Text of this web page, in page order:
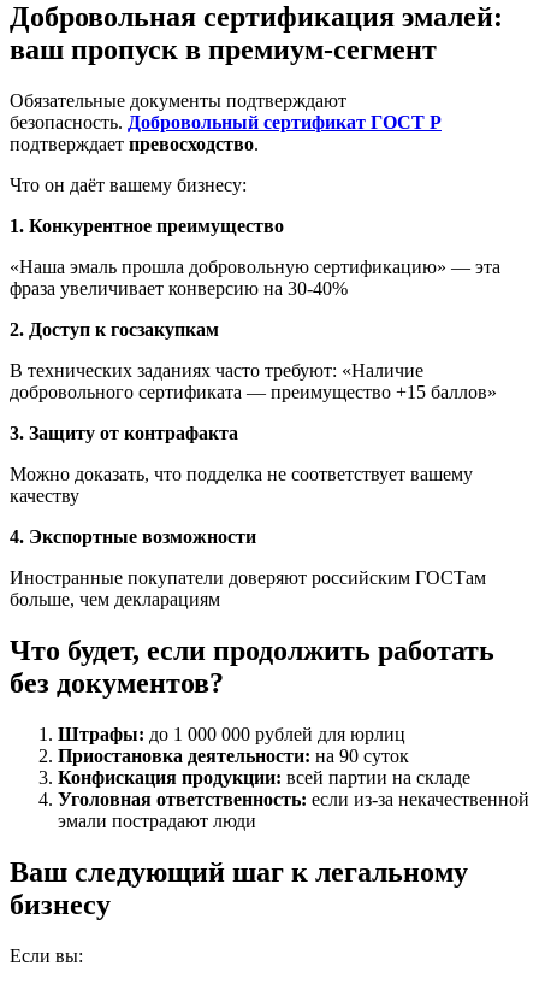
Добровольная сертификация эмалей:
ваш пропуск в премиум-сегмент
Обязательные документы подтверждают
безопасность. Добровольный сертификат ГОСТ Р
подтверждает превосходство.
Что он даёт вашему бизнесу:
1. Конкурентное преимущество
«Наша эмаль прошла добровольную сертификацию» — эта
фраза увеличивает конверсию на 30-40%
2. Доступ к госзакупкам
В технических заданиях часто требуют: «Наличие
добровольного сертификата — преимущество +15 баллов»
3. Защиту от контрафакта
Можно доказать, что подделка не соответствует вашему
качеству
4. Экспортные возможности
Иностранные покупатели доверяют российским ГОСТам
больше, чем декларациям
Что будет, если продолжить работать
без документов?
Штрафы: до 1 000 000 рублей для юрлиц
Приостановка деятельности: на 90 суток
Конфискация продукции: всей партии на складе
Уголовная ответственность: если из-за некачественной
эмали пострадают люди
Ваш следующий шаг к легальному
бизнесу
Если вы: